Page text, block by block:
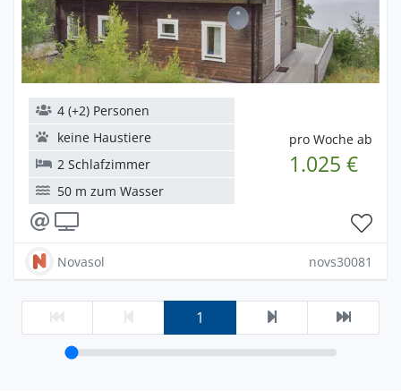
pro Woche ab
1.025 €
4 (+2) Personen
keine Haustiere
2 Schlafzimmer
50 m zum Wasser
Novasol novs30081
1